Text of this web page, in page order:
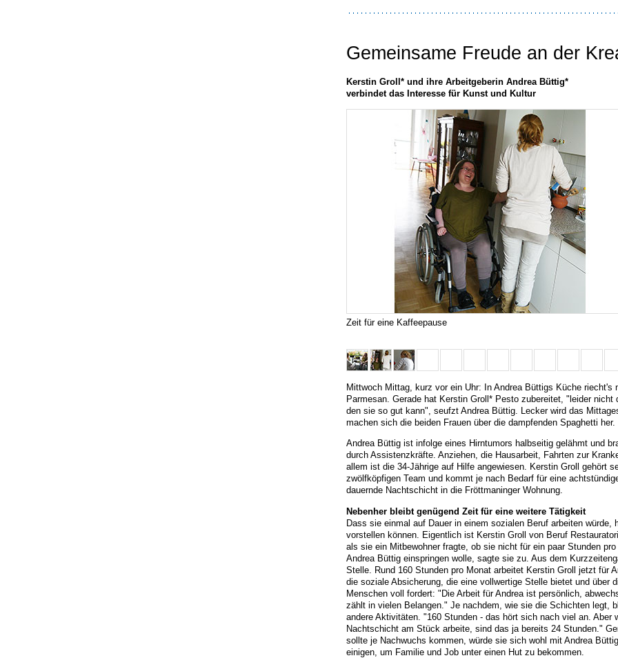
Gemeinsame Freude an der
Kerstin Groll* und ihre Arbeitgeberin Andrea Büttig*
verbindet das Interesse für Kunst und Kultur
Zeit für eine Kaffeepause
Mittwoch Mittag, kurz vor ein Uhr: In Andrea Büttigs Küche riecht's
Parmesan. Gerade hat Kerstin Groll* Pesto zubereitet, "leider nicht
den sie so gut kann", seufzt Andrea Büttig. Lecker wird das
machen sich die beiden Frauen über die dampfenden Spaghetti her.
Andrea Büttig ist infolge eines Hirntumors halbseitig gelähmt und
durch Assistenzkräfte. Anziehen, die Hausarbeit, Fahrten zur
allem ist die 34-Jährige auf Hilfe angewiesen. Kerstin Groll gehört
zwölfköpfigen Team und kommt je nach Bedarf für eine
dauernde Nachtschicht in die Fröttmaninger Wohnung.
Nebenher bleibt genügend Zeit für eine weitere Tätigkeit
Dass sie einmal auf Dauer in einem sozialen Beruf arbeiten würde,
vorstellen können. Eigentlich ist Kerstin Groll von Beruf
als sie ein Mitbewohner fragte, ob sie nicht für ein paar Stunden
Andrea Büttig einspringen wolle, sagte sie zu. Aus dem
Stelle. Rund 160 Stunden pro Monat arbeitet Kerstin Groll jetzt für
die soziale Absicherung, die eine vollwertige Stelle bietet und über
Menschen voll fordert: "Die Arbeit für Andrea ist persönlich,
zählt in vielen Belangen." Je nachdem, wie sie die Schichten legt,
andere Aktivitäten. "160 Stunden - das hört sich nach viel an. Aber
Nachtschicht am Stück arbeite, sind das ja bereits 24 Stunden."
sollte je Nachwuchs kommen, würde sie sich wohl mit Andrea
einigen, um Familie und Job unter einen Hut zu bekommen.